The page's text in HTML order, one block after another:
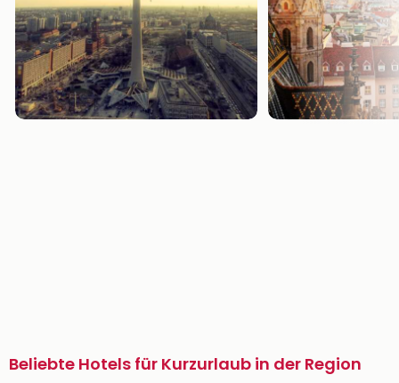
Beliebte Hotels für Kurzurlaub in der Region